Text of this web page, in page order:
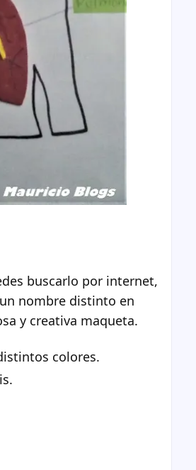
buscarlo por internet,
nombre distinto en
y creativa maqueta.
colores.